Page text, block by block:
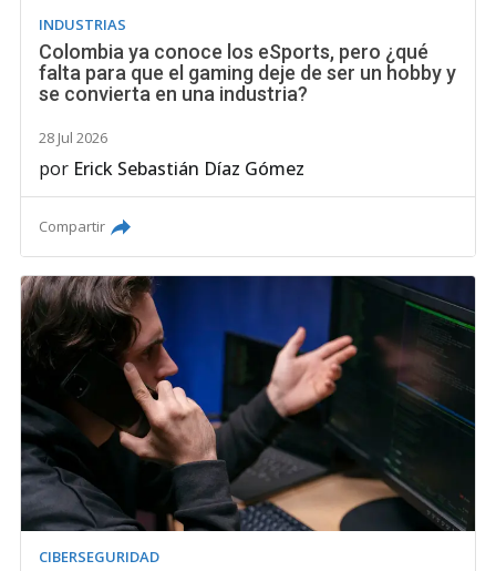
INDUSTRIAS
Colombia ya conoce los eSports, pero ¿qué
falta para que el gaming deje de ser un hobby y
se convierta en una industria?
28 Jul 2026
por Erick Sebastián Díaz Gómez
Compartir
CIBERSEGURIDAD